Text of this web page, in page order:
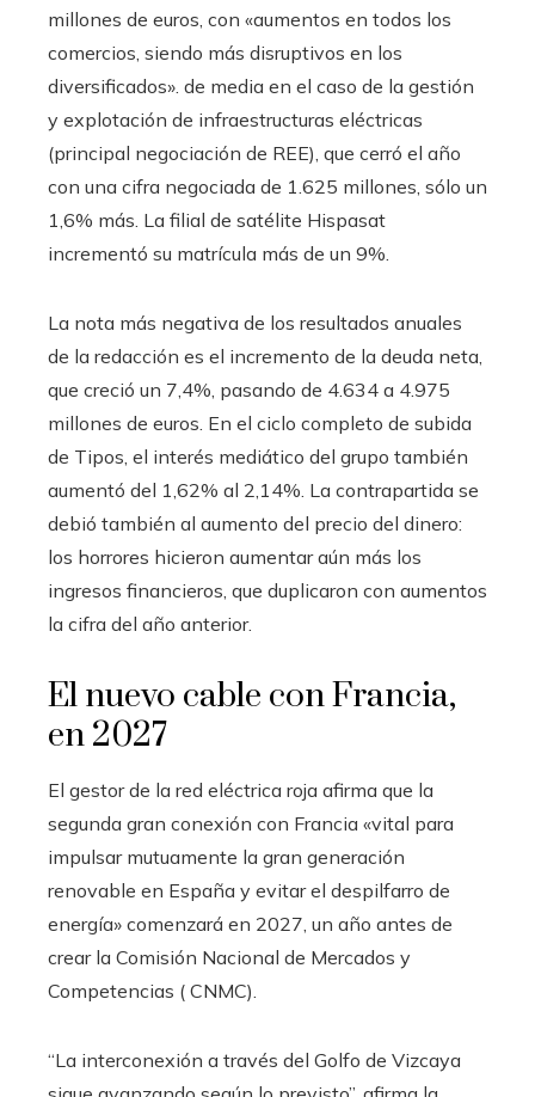
millones de euros, con «aumentos en todos los
comercios, siendo más disruptivos en los
diversificados». de media en el caso de la gestión
y explotación de infraestructuras eléctricas
(principal negociación de REE), que cerró el año
con una cifra negociada de 1.625 millones, sólo un
1,6% más. La filial de satélite Hispasat
incrementó su matrícula más de un 9%.
La nota más negativa de los resultados anuales
de la redacción es el incremento de la deuda neta,
que creció un 7,4%, pasando de 4.634 a 4.975
millones de euros. En el ciclo completo de subida
de Tipos, el interés mediático del grupo también
aumentó del 1,62% al 2,14%. La contrapartida se
debió también al aumento del precio del dinero:
los horrores hicieron aumentar aún más los
ingresos financieros, que duplicaron con aumentos
la cifra del año anterior.
El nuevo cable con Francia,
en 2027
El gestor de la red eléctrica roja afirma que la
segunda gran conexión con Francia «vital para
impulsar mutuamente la gran generación
renovable en España y evitar el despilfarro de
energía» comenzará en 2027, un año antes de
crear la Comisión Nacional de Mercados y
Competencias ( CNMC).
“La interconexión a través del Golfo de Vizcaya